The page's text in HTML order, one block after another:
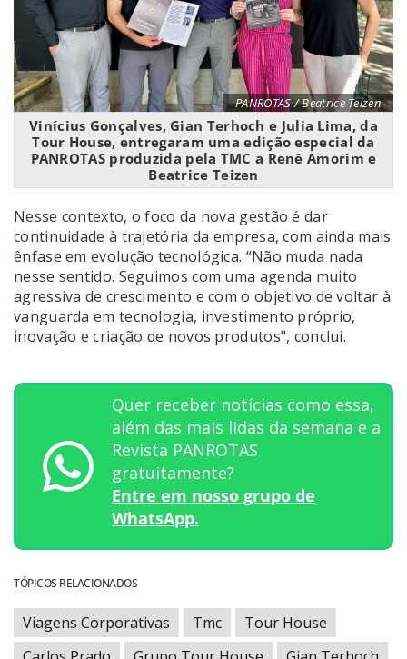
PANROTAS / Beatrice Teizen
Vinícius Gonçalves, Gian Terhoch e Julia Lima, da
Tour House, entregaram uma edição especial da
PANROTAS produzida pela TMC a Renê Amorim e
Beatrice Teizen
Nesse contexto, o foco da nova gestão é dar
continuidade à trajetória da empresa, com ainda mais
ênfase em evolução tecnológica. “Não muda nada
nesse sentido. Seguimos com uma agenda muito
agressiva de crescimento e com o objetivo de voltar à
vanguarda em tecnologia, investimento próprio,
inovação e criação de novos produtos", conclui.
Quer receber notícias como essa,
além das mais lidas da semana e a
Revista PANROTAS
gratuitamente?
Entre em nosso grupo de
WhatsApp.
TÓPICOS RELACIONADOS
Viagens Corporativas Tmc
Tour House